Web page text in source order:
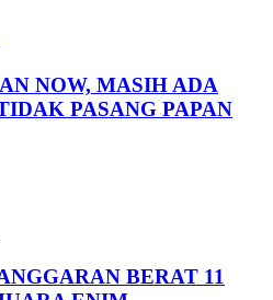
NOW, MASIH ADA
PASANG PAPAN
BERAT 11